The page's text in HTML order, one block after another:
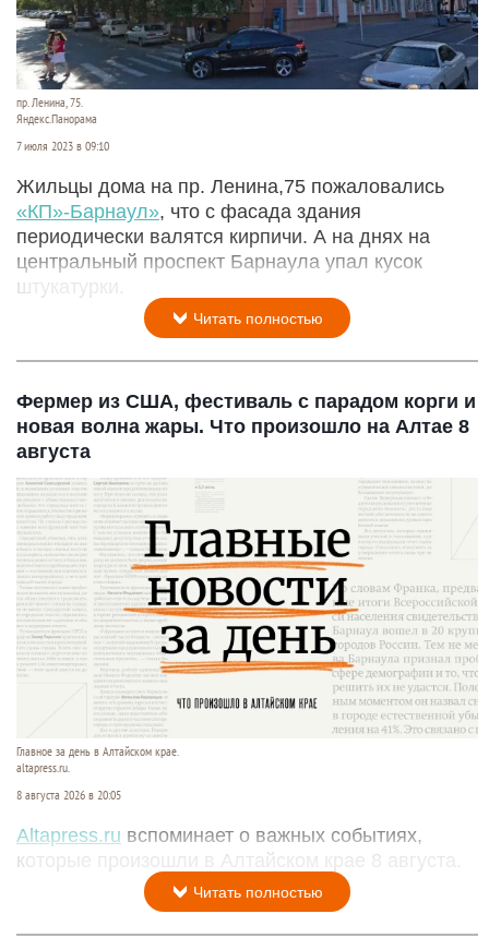
пр. Ленина, 75.
Яндекс.Панорама
7 июля 2023 в 09:10
Жильцы дома на пр. Ленина,75 пожаловались
«КП»-Барнаул», что с фасада здания
периодически валятся кирпичи. А на днях на
центральный проспект Барнаула упал кусок
штукатурки.
Читать полностью
Фермер из США, фестиваль с парадом корги и
новая волна жары. Что произошло на Алтае 8
августа
Главное за день в Алтайском крае.
altapress.ru.
8 августа 2026 в 20:05
Altapress.ru вспоминает о важных событиях,
которые произошли в Алтайском крае 8 августа.
Читать полностью